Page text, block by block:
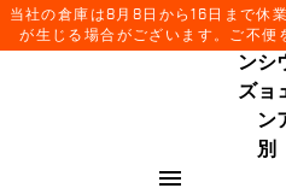
当社の倉庫は8月8日から16日まで休
が生じる場合がございます。ご不便
ー
ル
ン
ズ
ィ
メ
ン
ズ
レ
ク
シ
ョ
ン
別
キ
menu